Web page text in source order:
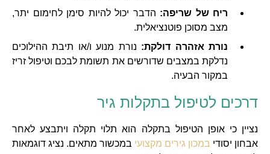
ריח של שריפה: הדבר יכול להיות סימן לחימום יתר,
מצב מסוכן פוטנציאלית.
נורת אזהרה דולקת: נורת מנוע ו/או תיבת ההילוכים
נדלקת במצבים שדורשים את תשומת לבכם וטיפול זריז
במקור הבעיה.
דרכים לטיפול בתקלות גיר
נציין כי אופן הטיפול בתקלה הוא תלוי תקלה ויתבצע לאחר
אבחון יסודי במכון גירים מקצועי במכשור מתאים. נציג דוגמאות